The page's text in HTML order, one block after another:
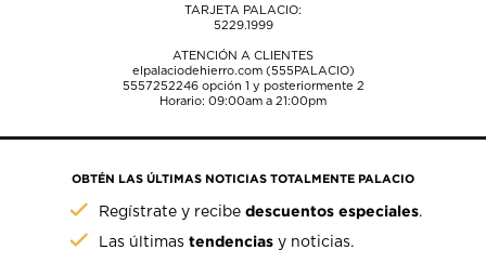
TARJETA PALACIO:
5229.1999
ATENCIÓN A CLIENTES
elpalaciodehierro.com (555PALACIO)
5557252246opción 1 y posteriormente 2
Horario: 09:00am a 21:00pm
OBTÉN LAS ÚLTIMAS NOTICIAS TOTALMENTE PALACIO
Regístrate y recibedescuentos especiales.
Las últimastendencias y noticias.